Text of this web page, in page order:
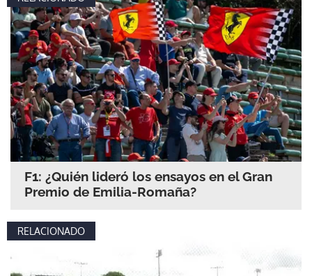
F1: ¿Quién lideró los ensayos en el Gran
Premio de Emilia-Romaña?
RELACIONADO